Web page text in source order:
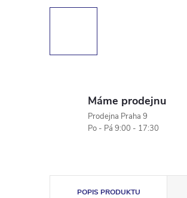
Máme prodejnu
Prodejna Praha 9
Po - Pá 9:00 - 17:30
POPIS PRODUKTU